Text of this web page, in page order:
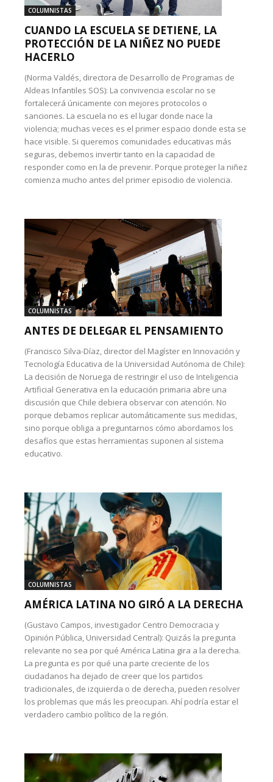
COLUMNISTAS
CUANDO LA ESCUELA SE DETIENE, LA
PROTECCIÓN DE LA NIÑEZ NO PUEDE
HACERLO
(Norma Valdés, directora de Desarrollo de Programas de
Aldeas Infantiles SOS): La convivencia escolar no se
fortalecerá únicamente con mejores protocolos o
sanciones. La escuela no es el lugar donde nace la
violencia; muchas veces es el primer espacio donde esta se
hace visible. Si queremos comunidades educativas más
seguras, debemos invertir tanto en la capacidad de
responder como en la de prevenir. Porque proteger la niñez
comienza mucho antes del primer episodio de violencia.
COLUMNISTAS
ANTES DE DELEGAR EL PENSAMIENTO
(Francisco Silva-Díaz, director del Magíster en Innovación y
Tecnología Educativa de la Universidad Autónoma de Chile):
La decisión de Noruega de restringir el uso de Inteligencia
Artificial Generativa en la educación primaria abre una
discusión que Chile debiera observar con atención. No
porque debamos replicar automáticamente sus medidas,
sino porque obliga a preguntarnos cómo abordamos los
desafíos que estas herramientas suponen al sistema
educativo.
COLUMNISTAS
AMÉRICA LATINA NO GIRÓ A LA DERECHA
(Gustavo Campos, investigador Centro Democracia y
Opinión Pública, Universidad Central): Quizás la pregunta
relevante no sea por qué América Latina gira a la derecha.
La pregunta es por qué una parte creciente de los
ciudadanos ha dejado de creer que los partidos
tradicionales, de izquierda o de derecha, pueden resolver
los problemas que más les preocupan. Ahí podría estar el
verdadero cambio político de la región.